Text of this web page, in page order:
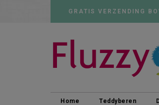
GRATIS VERZENDING
Home Teddyberen